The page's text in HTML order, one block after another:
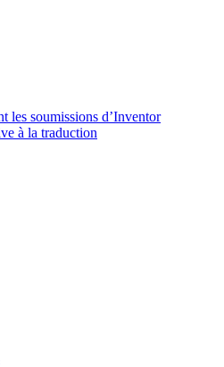
les soumissions d’Inventor
à la traduction